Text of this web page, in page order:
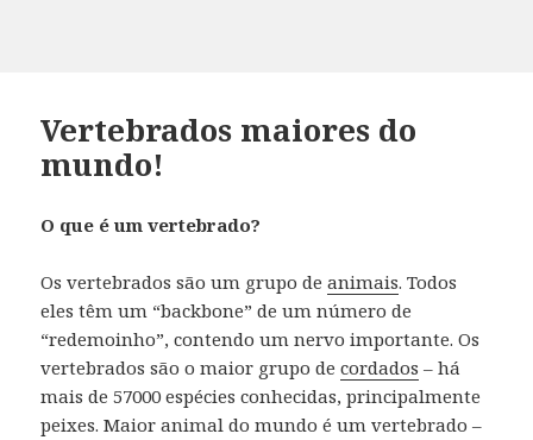
Vertebrados maiores do
mundo!
O que é um vertebrado?
Os vertebrados são um grupo deanimais.Todos
eles têm um “backbone” de um número de
“redemoinho”, contendo um nervo importante.Os
vertebrados são o maior grupo decordados – há
mais de 57000 espécies conhecidas, principalmente
peixes.Maior animal do mundo é um vertebrado –